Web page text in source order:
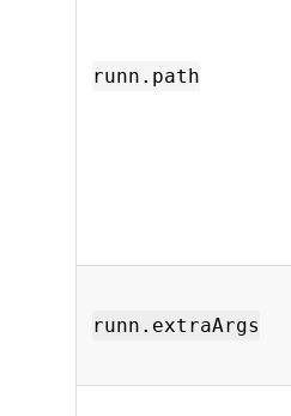
runn.path
runn.extraArgs